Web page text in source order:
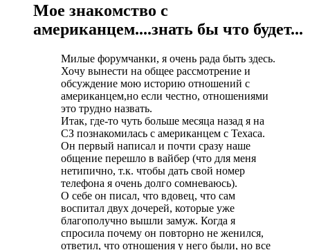
Мое знакомство с
американцем....знать бы что будет...
Милые форумчанки, я очень рада быть здесь.
Хочу вынести на общее рассмотрение и
обсуждение мою историю отношений с
американцем,но если честно, отношениями
это трудно назвать.
Итак, где-то чуть больше месяца назад я на
СЗ познакомилась с американцем с Техаса.
Он первый написал и почти сразу наше
общение перешло в вайбер (что для меня
нетипично, т.к. чтобы дать свой номер
телефона я очень долго сомневаюсь).
О себе он писал, что вдовец, что сам
воспитал двух дочерей, которые уже
благополучно вышли замуж. Когда я
спросила почему он повторно не женился,
ответил, что отношения у него были, но все